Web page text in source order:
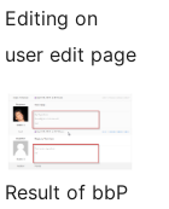
Editing on
user edit page
Result of bbP